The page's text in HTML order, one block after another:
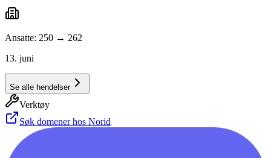
Ansatte: 250 → 262
13. juni
Se alle hendelser
Verktøy
Søk domener hos Norid